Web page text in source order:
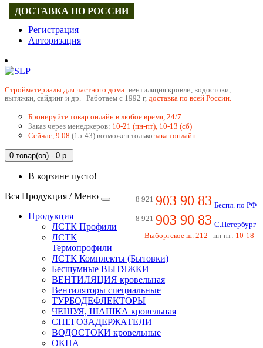
Регистрация
Авторизация
Cтройматериалы для частного дома: вентиляция кровли, водостоки,
вытяжки, сайдинг и др. Работаем с 1992 г, доставка по всей России.
Бронируйте товар онлайн в любое время, 24/7
Заказ через менеджеров: 10-21 (пн-пт), 10-13 (сб)
Сейчас, 9.08 (15:43) возможен только заказ онлайн
0 товар(ов) - 0 р.
В корзине пусто!
8 921 903 90 83 Беспл. по РФ
8 921 903 90 83 С.Петербург
Выборгское ш. 212
пн-пт: 10-18
Вся Продукция / Меню
Продукция
ЛСТК Профили
ЛСТК
Термопрофили
ЛСТК Комплекты (Бытовки)
Бесшумные ВЫТЯЖКИ
ВЕНТИЛЯЦИЯ кровельная
Вентиляторы специальные
ТУРБОДЕФЛЕКТОРЫ
ЧЕШУЯ, ШАШКА кровельная
СНЕГОЗАДЕРЖАТЕЛИ
ВОДОСТОКИ кровельные
ОКНА
ДОСТАВКА ПО РОССИИ